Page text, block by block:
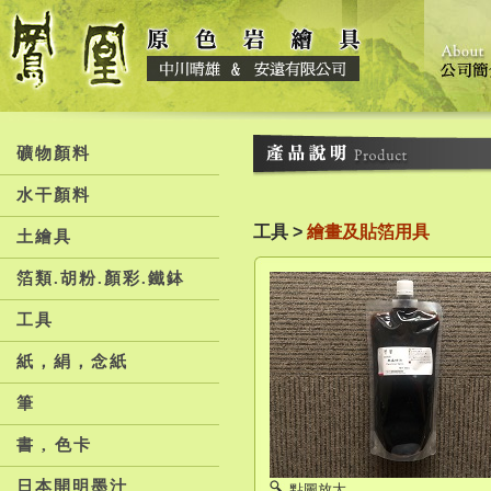
礦物顏料
水干顏料
土繪具
箔類.胡粉.顏彩.鐵鉢
工具
紙，絹，念紙
筆
書 , 色卡
日本開明墨汁
工具 > 繪畫及貼箔用具